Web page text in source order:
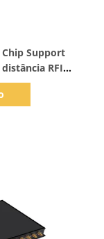
Support
RFID